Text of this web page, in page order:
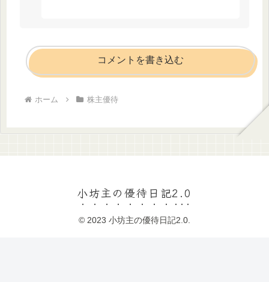
コメントを書き込む
ホーム 株主優待
小坊主の優待日記2.0
© 2023 小坊主の優待日記2.0.